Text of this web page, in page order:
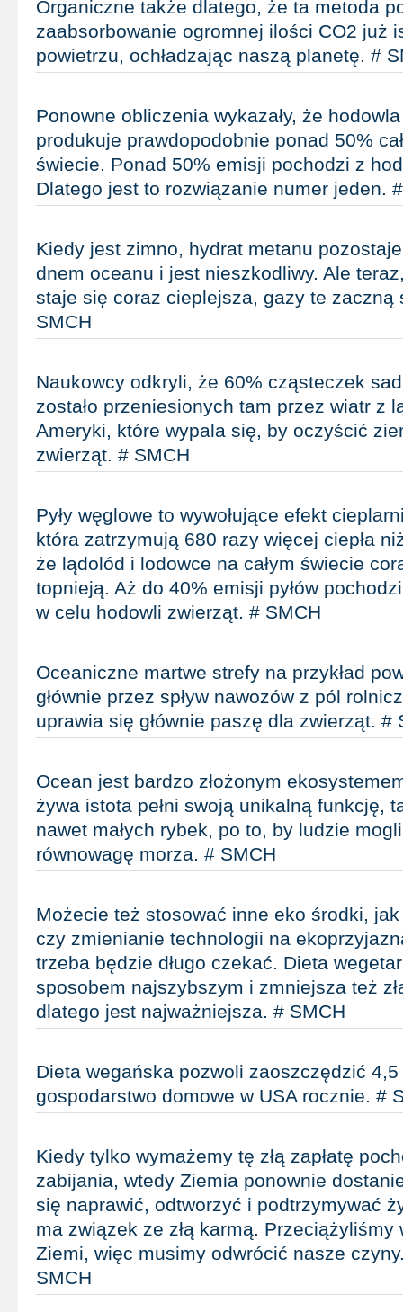
Organiczne także dlatego, że ta metoda
zaabsorbowanie ogromnej ilości CO2 już
powietrzu, ochładzając naszą planetę. #
Ponowne obliczenia wykazały, że
produkuje prawdopodobnie ponad 50%
świecie. Ponad 50% emisji pochodzi z
Dlatego jest to rozwiązanie numer jeden.
Kiedy jest zimno, hydrat metanu
dnem oceanu i jest nieszkodliwy. Ale
staje się coraz cieplejsza, gazy te zaczną
SMCH
Naukowcy odkryli, że 60% cząsteczek
zostało przeniesionych tam przez wiatr z
Ameryki, które wypala się, by oczyścić
zwierząt. # SMCH
Pyły węglowe to wywołujące efekt
która zatrzymują 680 razy więcej ciepła
że lądolód i lodowce na całym świecie
topnieją. Aż do 40% emisji pyłów
w celu hodowli zwierząt. # SMCH
Oceaniczne martwe strefy na przykład
głównie przez spływ nawozów z pól
uprawia się głównie paszę dla zwierząt. #
Ocean jest bardzo złożonym
żywa istota pełni swoją unikalną funkcję,
nawet małych rybek, po to, by ludzie
równowagę morza. # SMCH
Możecie też stosować inne eko środki,
czy zmienianie technologii na
trzeba będzie długo czekać. Dieta
sposobem najszybszym i zmniejsza też
dlatego jest najważniejsza. # SMCH
Dieta wegańska pozwoli zaoszczędzić
gospodarstwo domowe w USA rocznie. #
Kiedy tylko wymażemy tę złą zapłatę
zabijania, wtedy Ziemia ponownie
się naprawić, odtworzyć i podtrzymywać
ma związek ze złą karmą. Przeciążyliśmy
Ziemi, więc musimy odwrócić nasze
SMCH